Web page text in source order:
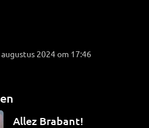
2024 om 17:46
Allez Brabant!